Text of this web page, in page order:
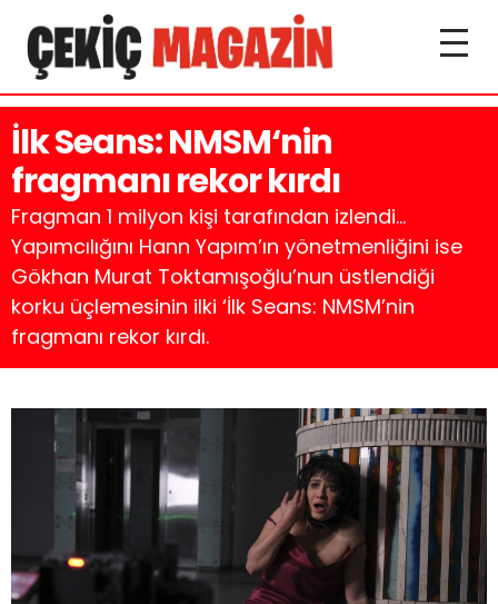
İlk Seans: NMSM‘nin
fragmanı rekor kırdı
Fragman 1 milyon kişi tarafından izlendi…
Yapımcılığını Hann Yapım’ın yönetmenliğini ise
Gökhan Murat Toktamışoğlu’nun üstlendiği
korku üçlemesinin ilki ‘İlk Seans: NMSM’nin
fragmanı rekor kırdı.